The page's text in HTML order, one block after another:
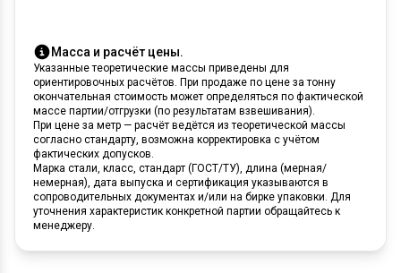
Масса и расчёт цены.
Указанные теоретические массы приведены для
ориентировочных расчётов. При продаже по цене за тонну
окончательная стоимость может определяться по фактической
массе партии/отгрузки (по результатам взвешивания).
При цене за метр — расчёт ведётся из теоретической массы
согласно стандарту, возможна корректировка с учётом
фактических допусков.
Марка стали, класс, стандарт (ГОСТ/ТУ), длина (мерная/
немерная), дата выпуска и сертификация указываются в
сопроводительных документах и/или на бирке упаковки. Для
уточнения характеристик конкретной партии обращайтесь к
менеджеру.